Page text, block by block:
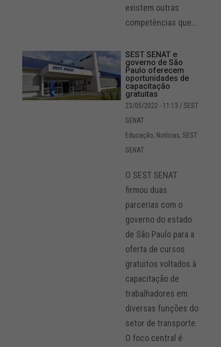
existem outras
competências que...
SEST SENAT e
governo de São
Paulo oferecem
oportunidades de
capacitação
gratuitas
23/05/2022 - 11:13 / SEST
SENAT
Educação, Notícias, SEST
SENAT
O SEST SENAT
firmou duas
parcerias com o
governo do estado
de São Paulo para a
oferta de cursos
gratuitos voltados à
capacitação de
trabalhadores em
diversas funções do
setor de transporte.
O foco central é